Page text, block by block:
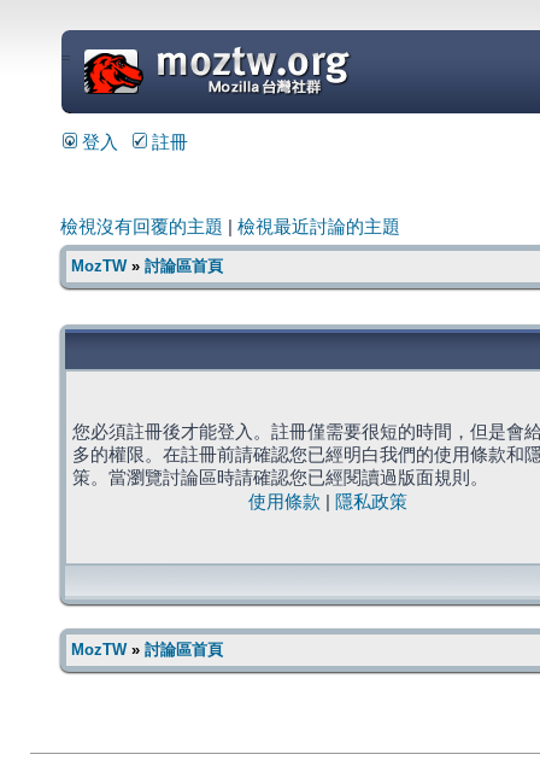
=
登入 註冊
檢視沒有回覆的主題 檢視最近討論的主題
MozTW» 討論區首頁
您必須註冊後才能登入。註冊僅需要很短的時間，但是會
多的權限。在註冊前請確認您已經明白我們的使用條款和
策。當瀏覽討論區時請確認您已經閱讀過版面規則。
使用條款
隱私政策
MozTW» 討論區首頁